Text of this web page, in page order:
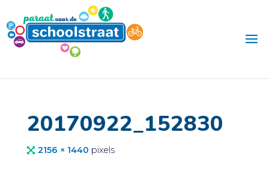
naar
de
20170922_152830
Volledige
2156 × 1440 pixels